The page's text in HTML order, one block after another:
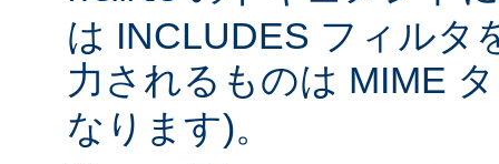
は INCLUDES フィルタ
力されるものは MIME
なります)。